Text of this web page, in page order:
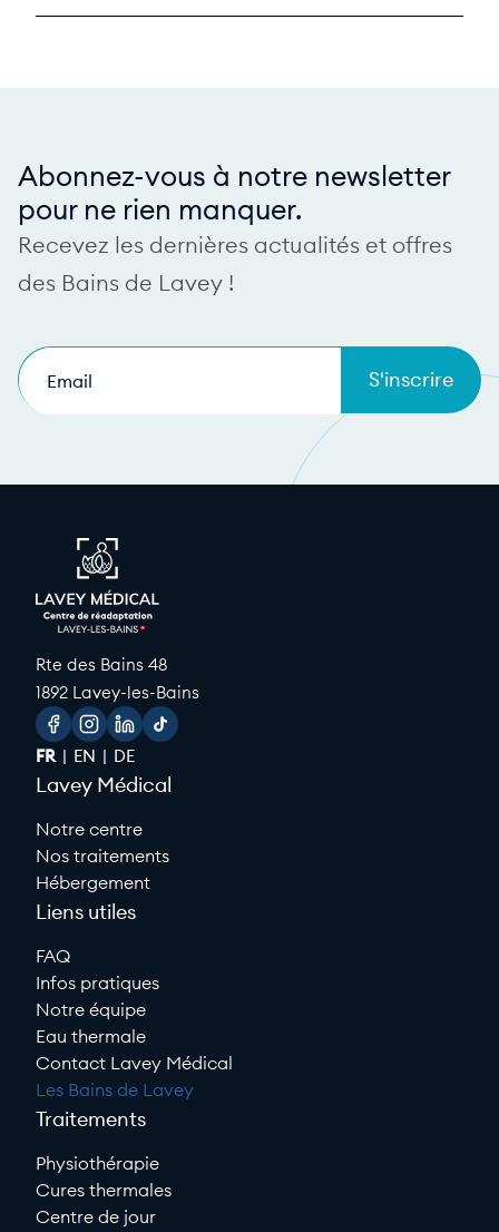
Abonnez-vous à notre newsletter
pour ne rien manquer.
Recevez les dernières actualités et offres
des Bains de Lavey !
E-
mail(Nécessaire)
Rte des Bains 48
1892 Lavey-les-Bains
Facebook
Instagram
Linkedin
Tiktok
FR EN DE
Lavey Médical
Notre centre
Nos traitements
Hébergement
Liens utiles
FAQ
Infos pratiques
Notre équipe
Eau thermale
Contact Lavey Médical
Les Bains de Lavey
Traitements
Physiothérapie
Cures thermales
Centre de jour